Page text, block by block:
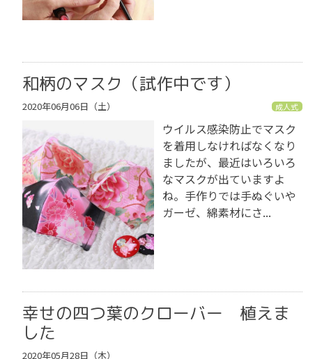
和柄のマスク（試作中です）
2020年06月06日（土） 成人式
ウイルス感染防止でマスク
を着用しなければなくなり
ましたが、最近はいろいろ
なマスクが出ていますよ
ね。手作りでは手ぬぐいや
ガーゼ、綿素材にさ...
幸せの四つ葉のクローバー 植えま
した
2020年05月28日（木）